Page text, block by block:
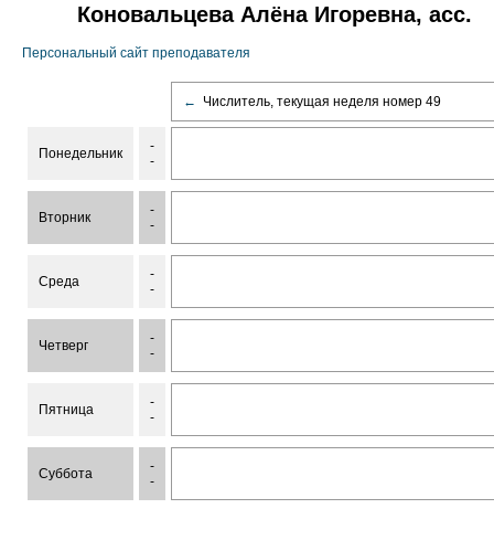
Коновальцева Алёна Игоревна, асс.
Персональный сайт преподавателя
← Числитель, текущая неделя номер 49
Понедельник
-
-
Вторник
-
-
Среда
-
-
Четверг
-
-
Пятница
-
-
Суббота
-
-